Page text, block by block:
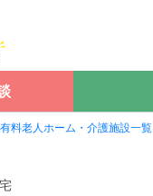
料老人ホーム・介護施設一覧